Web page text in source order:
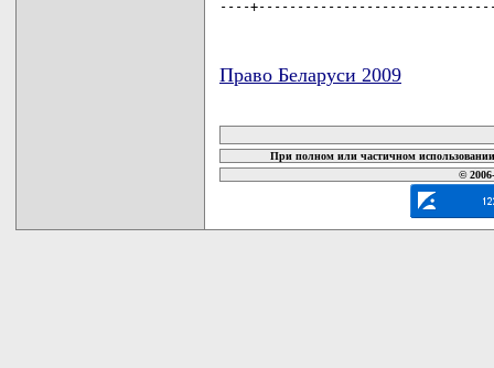
----
Право Беларуси 2009
При полном или частичном
©